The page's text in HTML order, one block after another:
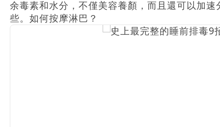
余毒素和水分，不僅美容養顏，而且還可以加
些。如何按摩淋巴？